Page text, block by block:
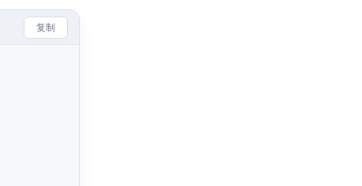
复制